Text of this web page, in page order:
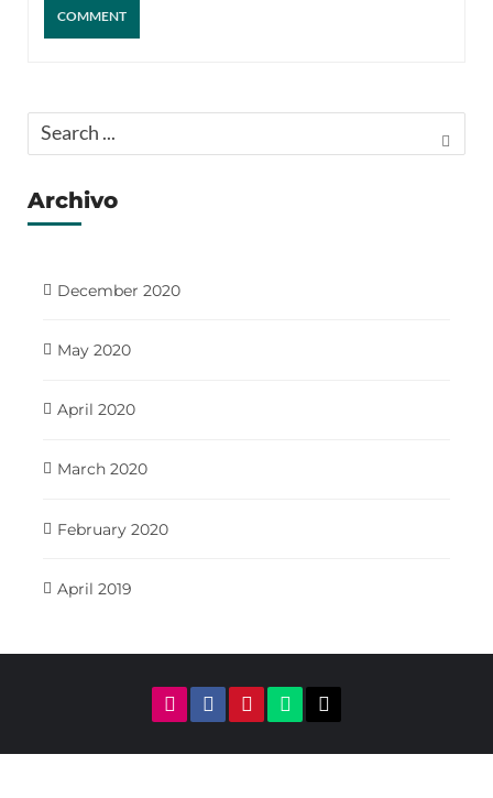
Archivo
December 2020
May 2020
April 2020
March 2020
February 2020
April 2019